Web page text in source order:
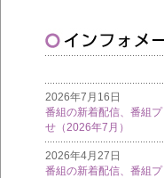
2026年7月16日
番組の新着配信、番組
せ（2026年7月）
2026年4月27日
番組の新着配信、番組